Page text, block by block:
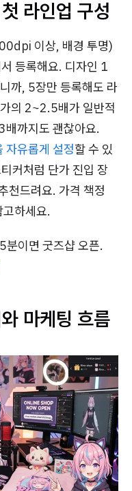
라인업 구성
이상, 배경 투명)
등록해요. 디자인 1
까, 5장만 등록해도 라
의 2~2.5배가 일반적
배까지도 괜찮아요.
자유롭게 설정할 수 있
커처럼 단가 진입 장
천드려요. 가격 책정
고하세요.
이면 굿즈샵 오픈.
마케팅 흐름